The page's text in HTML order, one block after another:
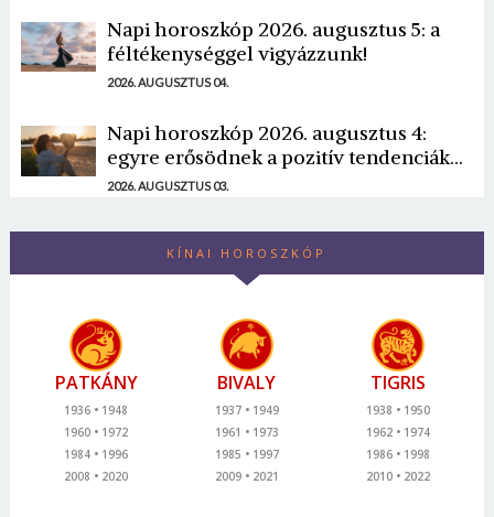
Napi horoszkóp 2026. augusztus 5: a
féltékenységgel vigyázzunk!
2026. AUGUSZTUS 04.
Napi horoszkóp 2026. augusztus 4:
egyre erősödnek a pozitív tendenciák...
2026. AUGUSZTUS 03.
KÍNAI HOROSZKÓP
PATKÁNY
1936
1948
1960
1972
1984
1996
2008
2020
BIVALY
1937
1949
1961
1973
1985
1997
2009
2021
TIGRIS
1938
1950
1962
1974
1986
1998
2010
2022